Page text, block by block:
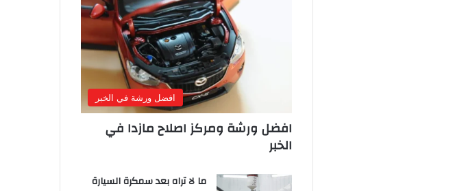
افضل ورشة في الخبر
افضل ورشة ومركز اصلاح مازدا في
الخبر
ما لا تراه بعد سمكرة السيارة